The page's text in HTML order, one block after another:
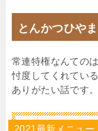
とんかつひや
常連特権なんての
忖度してくれてい
ありがたい話です。